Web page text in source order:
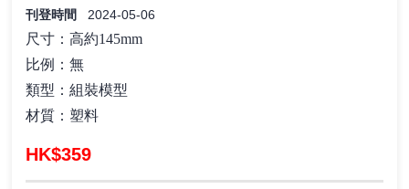
刊登時間
2024-05-06
尺寸：高約145mm
比例：無
類型：組裝模型
材質：塑料
HK$359